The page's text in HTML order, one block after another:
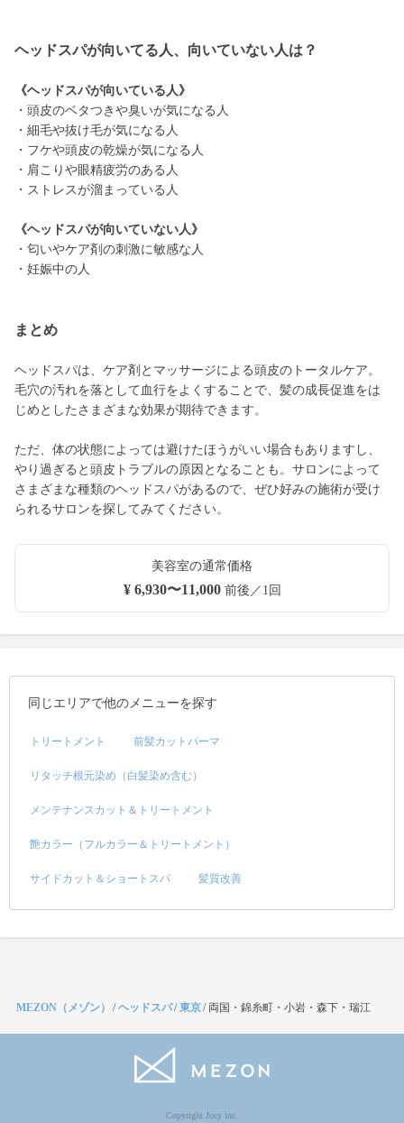
ヘッドスパが向いてる人、向いていない人は？
《ヘッドスパが向いている人》
・頭皮のベタつきや臭いが気になる人
・細毛や抜け毛が気になる人
・フケや頭皮の乾燥が気になる人
・肩こりや眼精疲労のある人
・ストレスが溜まっている人
《ヘッドスパが向いていない人》
・匂いやケア剤の刺激に敏感な人
・妊娠中の人
まとめ
ヘッドスパは、ケア剤とマッサージによる頭皮のトータルケア。
毛穴の汚れを落として血行をよくすることで、髪の成長促進をは
じめとしたさまざまな効果が期待できます。
ただ、体の状態によっては避けたほうがいい場合もありますし、
やり過ぎると頭皮トラブルの原因となることも。サロンによって
さまざまな種類のヘッドスパがあるので、ぜひ好みの施術が受け
られるサロンを探してみてください。
美容室の通常価格
¥ 6,930〜11,000前後／1回
同じエリアで他のメニューを探す
トリートメント 前髪カットパーマ
リタッチ根元染め（白髪染め含む）
メンテナンスカット＆トリートメント
艶カラー（フルカラー＆トリートメント）
サイドカット＆ショートスパ 髪質改善
MEZON（メゾン） /ヘッドスパ/東京/ 両国・錦糸町・小岩・森下・瑞江
Copyright Jocy inc.